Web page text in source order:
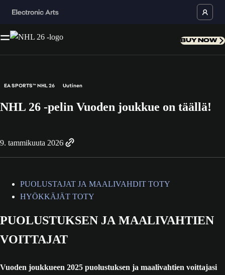
BUY NOW
EA SPORTS™ NHL 26 Uutinen
NHL 26 -pelin Vuoden joukkue on täällä!
9. tammikuuta 2026
PUOLUSTAJAT JA MAALIVAHDIT TOTY
HYÖKKÄJÄT TOTY
PUOLUSTUKSEN JA MAALIVAHTIEN
VOITTAJAT
Vuoden joukkueen 2025 puolustuksen ja maalivahtien voittajasi